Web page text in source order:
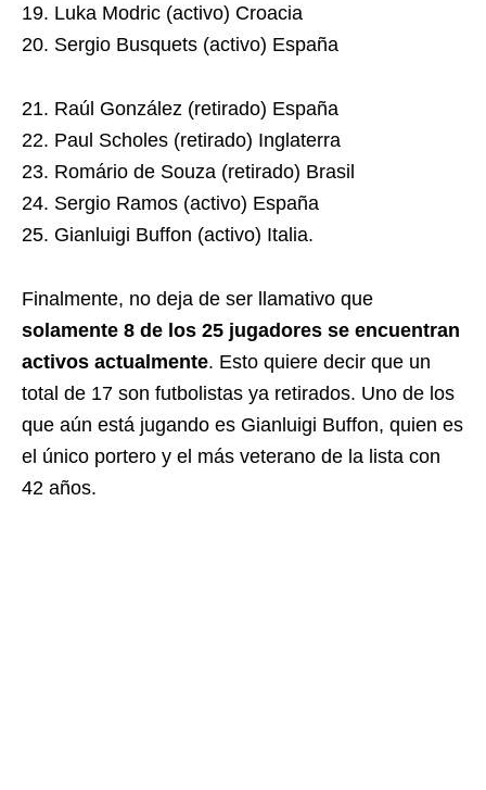
19. Luka Modric (activo) Croacia
20. Sergio Busquets (activo) España
21. Raúl González (retirado) España
22. Paul Scholes (retirado) Inglaterra
23. Romário de Souza (retirado) Brasil
24. Sergio Ramos (activo) España
25. Gianluigi Buffon (activo) Italia.
Finalmente, no deja de ser llamativo que
solamente 8 de los 25 jugadores se encuentran
activos actualmente. Esto quiere decir que un
total de 17 son futbolistas ya retirados. Uno de los
que aún está jugando es Gianluigi Buffon, quien es
el único portero y el más veterano de la lista con
42 años.